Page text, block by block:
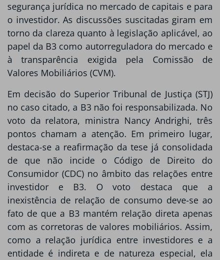
segurança jurídica no mercado de capitais e para
o investidor. As discussões suscitadas giram em
torno da clareza quanto à legislação aplicável, ao
papel da B3 como autorreguladora do mercado e
à transparência exigida pela Comissão de
Valores Mobiliários (CVM).
Em decisão do Superior Tribunal de Justiça (STJ)
no caso citado, a B3 não foi responsabilizada. No
voto da relatora, ministra Nancy Andrighi, três
pontos chamam a atenção. Em primeiro lugar,
destaca-se a reafirmação da tese já consolidada
de que não incide o Código de Direito do
Consumidor (CDC) no âmbito das relações entre
investidor e B3. O voto destaca que a
inexistência de relação de consumo deve-se ao
fato de que a B3 mantém relação direta apenas
com as corretoras de valores mobiliários. Assim,
como a relação jurídica entre investidores e a
entidade é indireta e de natureza especial, ela